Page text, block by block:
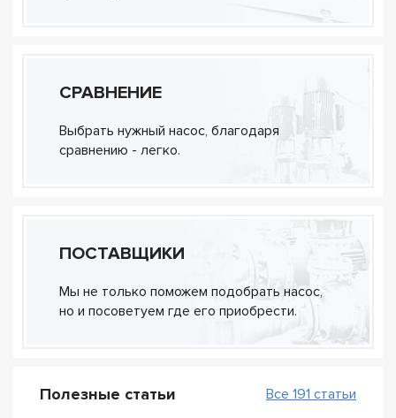
СРАВНЕНИЕ
Выбрать нужный насос, благодаря
сравнению - легко.
ПОСТАВЩИКИ
Мы не только поможем подобрать насос,
но и посоветуем где его приобрести.
Полезные статьи Все 191 статьи